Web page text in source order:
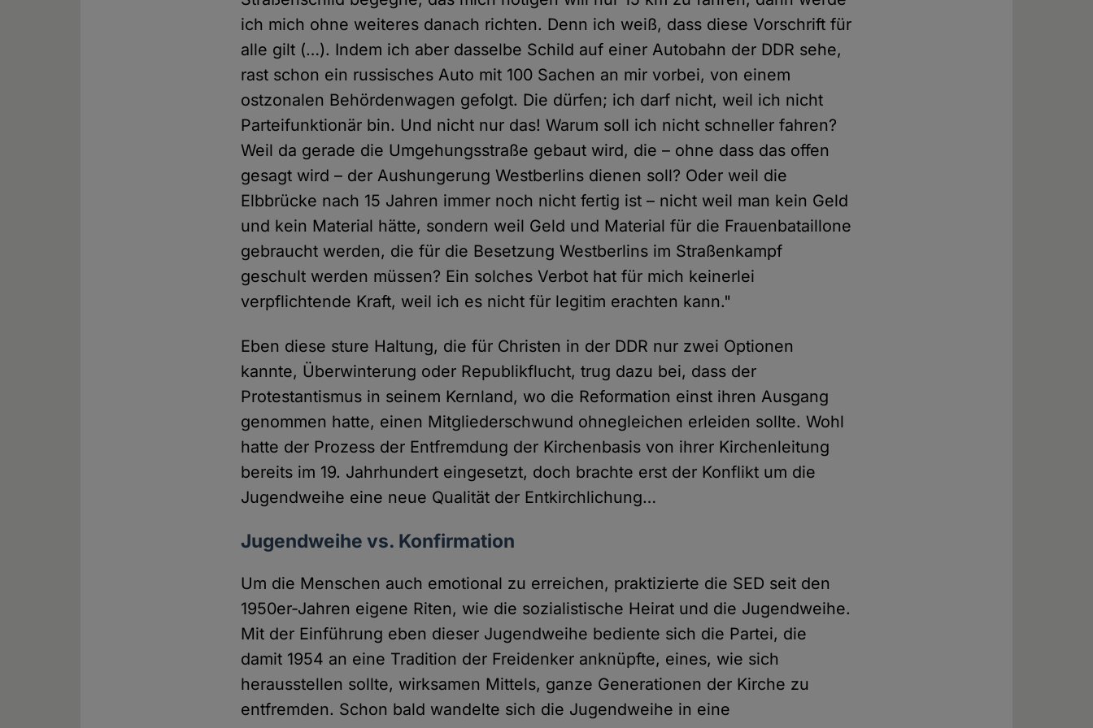
ich mich ohne weiteres danach richten. Denn ich weiß, dass diese Vorschrift für
alle gilt (…). Indem ich aber dasselbe Schild auf einer Autobahn der DDR sehe,
rast schon ein russisches Auto mit 100 Sachen an mir vorbei, von einem
ostzonalen Behördenwagen gefolgt. Die dürfen; ich darf nicht, weil ich nicht
Parteifunktionär bin. Und nicht nur das! Warum soll ich nicht schneller fahren?
Weil da gerade die Umgehungsstraße gebaut wird, die – ohne dass das offen
gesagt wird – der Aushungerung Westberlins dienen soll? Oder weil die
Elbbrücke nach 15 Jahren immer noch nicht fertig ist – nicht weil man kein Geld
und kein Material hätte, sondern weil Geld und Material für die Frauenbataillone
gebraucht werden, die für die Besetzung Westberlins im Straßenkampf
geschult werden müssen? Ein solches Verbot hat für mich keinerlei
verpflichtende Kraft, weil ich es nicht für legitim erachten kann."
Eben diese sture Haltung, die für Christen in der DDR nur zwei Optionen
kannte, Überwinterung oder Republikflucht, trug dazu bei, dass der
Protestantismus in seinem Kernland, wo die Reformation einst ihren Ausgang
genommen hatte, einen Mitgliederschwund ohnegleichen erleiden sollte. Wohl
hatte der Prozess der Entfremdung der Kirchenbasis von ihrer Kirchenleitung
bereits im 19. Jahrhundert eingesetzt, doch brachte erst der Konflikt um die
Jugendweihe eine neue Qualität der Entkirchlichung…
Jugendweihe vs. Konfirmation
Um die Menschen auch emotional zu erreichen, praktizierte die SED seit den
1950er-Jahren eigene Riten, wie die sozialistische Heirat und die Jugendweihe.
Mit der Einführung eben dieser Jugendweihe bediente sich die Partei, die
damit 1954 an eine Tradition der Freidenker anknüpfte, eines, wie sich
herausstellen sollte, wirksamen Mittels, ganze Generationen der Kirche zu
entfremden. Schon bald wandelte sich die Jugendweihe in eine